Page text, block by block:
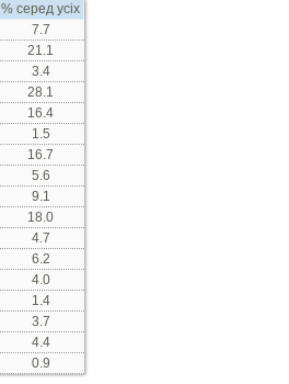
% серед усіх
7.7
21.1
3.4
28.1
16.4
1.5
16.7
5.6
9.1
18.0
4.7
6.2
4.0
1.4
3.7
4.4
0.9